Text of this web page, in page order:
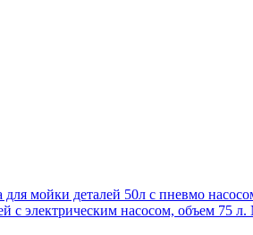
для мойки деталей 50л с пневмо
с электрическим насосом, объем 75